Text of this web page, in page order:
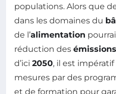
populations. Alors que
dans les domaines du
de l’alimentation
réduction des
d’ici 2050, il est
mesures par des
et de formation pour